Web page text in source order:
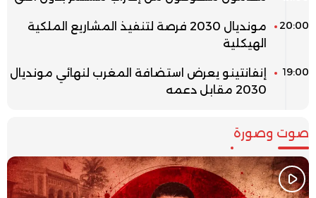
20:00
مونديال 2030 فرصة لتنفيذ المشاريع الملكية
الهيكلية
19:00
إنفانتينو يعرض استضافة المغرب لنهائي مونديال
2030 مقابل دعمه
صوت وصورة